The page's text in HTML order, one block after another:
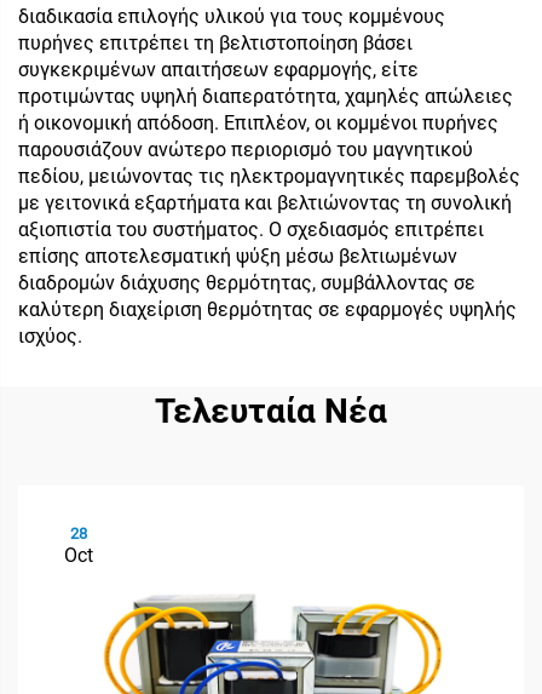
διαδικασία επιλογής υλικού για τους κομμένους
πυρήνες επιτρέπει τη βελτιστοποίηση βάσει
συγκεκριμένων απαιτήσεων εφαρμογής, είτε
προτιμώντας υψηλή διαπερατότητα, χαμηλές απώλειες
ή οικονομική απόδοση. Επιπλέον, οι κομμένοι πυρήνες
παρουσιάζουν ανώτερο περιορισμό του μαγνητικού
πεδίου, μειώνοντας τις ηλεκτρομαγνητικές παρεμβολές
με γειτονικά εξαρτήματα και βελτιώνοντας τη συνολική
αξιοπιστία του συστήματος. Ο σχεδιασμός επιτρέπει
επίσης αποτελεσματική ψύξη μέσω βελτιωμένων
διαδρομών διάχυσης θερμότητας, συμβάλλοντας σε
καλύτερη διαχείριση θερμότητας σε εφαρμογές υψηλής
ισχύος.
Τελευταία Νέα
28
Oct